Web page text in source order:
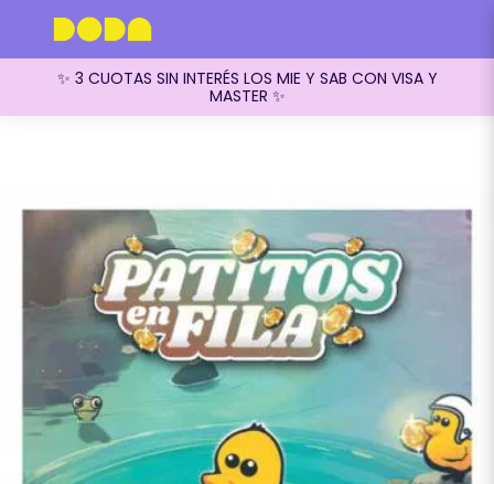
✨ 3 CUOTAS SIN INTERÉS LOS MIE Y SAB CON VISA Y
MASTER ✨